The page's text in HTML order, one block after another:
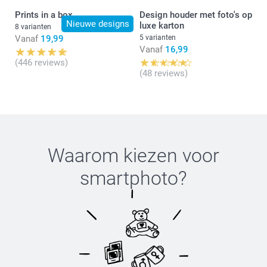
Nieuwe designs
Prints in a box
8 varianten
Vanaf 19,99
(446 reviews)
Design houder met foto's op
luxe karton
5 varianten
Vanaf 16,99
(48 reviews)
Waarom kiezen voor
smartphoto?